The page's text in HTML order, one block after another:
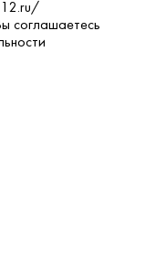
соглашаетесь